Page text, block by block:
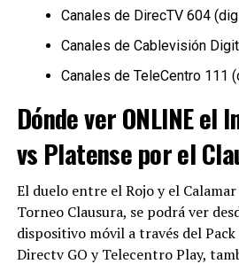
Canales de DirecTV 604
Canales de Cablevisión
Canales de TeleCentro 111
Dónde ver ONLINE el
vs Platensepor el
El duelo entre el Rojo y el
Torneo Clausura, se podrá ver
dispositivo móvil a través del
Directv GO y Telecentro Play,